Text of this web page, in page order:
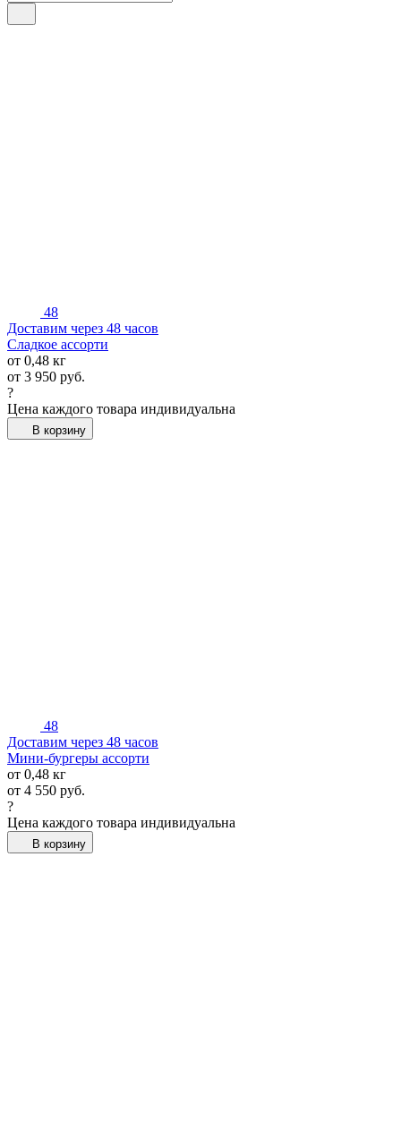
48
Доставим через 48 часов
Сладкое ассорти
от 0,48 кг
от 3 950 руб.
?
Цена каждого товара индивидуальна
В корзину
48
Доставим через 48 часов
Мини-бургеры ассорти
от 0,48 кг
от 4 550 руб.
?
Цена каждого товара индивидуальна
В корзину